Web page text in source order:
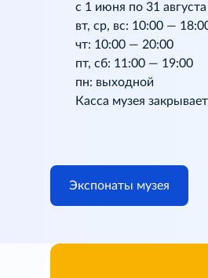
с 1 июня по 31
вт, ср, вс: 10:00 —
чт: 10:00 — 20:00
пт, сб: 11:00 — 19:00
пн: выходной
Касса музея
Экспонаты музея